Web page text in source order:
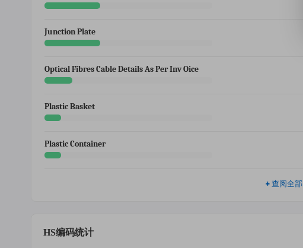
Junction Plate
Optical Fibres Cable Details As Per Inv Oice
Plastic Basket
Plastic Container
+ 查阅全部
HS编码统计